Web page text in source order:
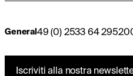
General 49 (0) 2533 64
Iscriviti alla nostra